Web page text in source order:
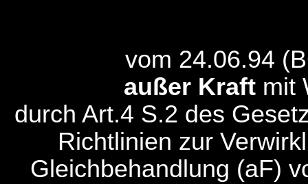
vom 24.06.94
außer Kraft mit
durch Art.4 S.2 des
Richtlinien zur
Gleichbehandlung (aF)